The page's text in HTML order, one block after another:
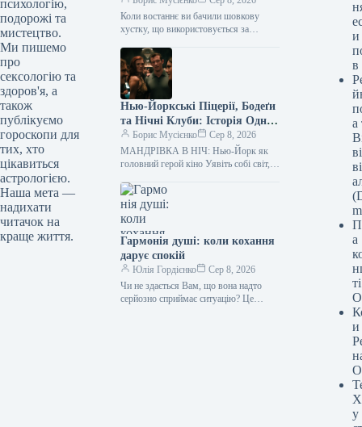
психологію,
подорожі та
мистецтво.
Ми пишемо
про
сексологію та
здоров'я, а
також
публікуємо
гороскопи для
тих, хто
цікавиться
астрологією.
Наша мета —
надихати
читачок на
краще життя.
Коли востаннє ви бачили шовкову
хустку, що використовується за
можливо, правильніше запитати: яка ж
власне є та…
Нью-Йоркські Піцерії, Бодеґи
та Нічні Клуби: Історія Однієї
НочіБорис Мусієнко
Сер 8, 2026
МАНДРІВКА В НІЧ: Нью-Йорк як
головний герой кіно Уявіть собі світ,
лише одну ніч на рік,…
Гармонія душі: коли кохання
дарує спокій
Юлія Гордієнко
Сер 8, 2026
Чи не здається Вам, що вона надто
серйозно сприймає ситуацію? Це
и
в
а
а
и
у